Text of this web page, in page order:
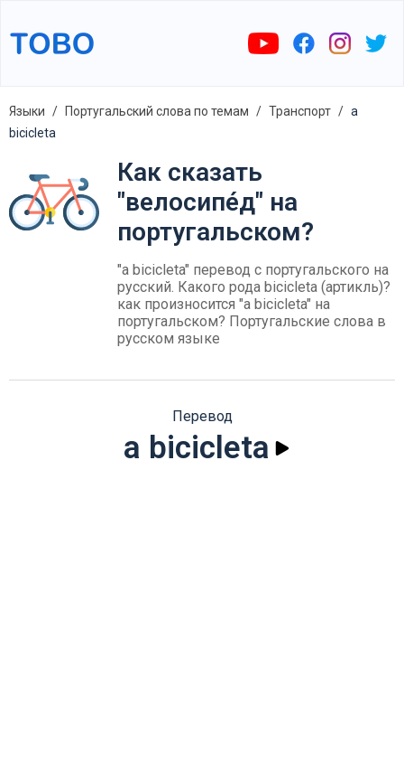
Языки Португальский слова по темам Транспорт
a
bicicleta
Как сказать
"велосипе́д" на
португальском?
"a bicicleta" перевод с португальского на
русский. Какого рода bicicleta (артикль)?
как произносится "a bicicleta" на
португальском? Португальские слова в
русском языке
Перевод
a bicicleta